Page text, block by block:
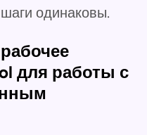
одинаковы.
для работы с